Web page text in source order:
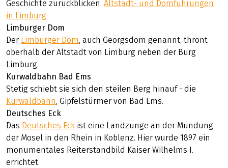
Geschichte zurückblicken.Altstadt- und Domführungen
in Limburg
Limburger Dom
Der Limburger Dom, auch Georgsdom genannt, thront
oberhalb der Altstadt von Limburg neben der Burg
Limburg.
Kurwaldbahn Bad Ems
Stetig schiebt sie sich den steilen Berg hinauf - die
Kurwaldbahn, Gipfelstürmer von Bad Ems.
Deutsches Eck
Das Deutsches Eck ist eine Landzunge an der Mündung
der Mosel in den Rhein in Koblenz. Hier wurde 1897 ein
monumentales Reiterstandbild Kaiser Wilhelms I.
errichtet.